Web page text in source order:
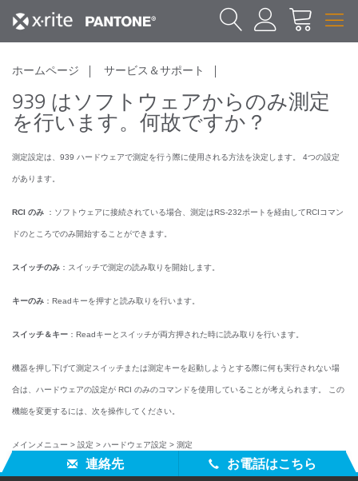
ホームページ サービス＆サポート
939 はソフトウェアからのみ測定
を行います。何故ですか？
測定設定は、939 ハードウェアで測定を行う際に使用される方法を決定します。 4つの設定
があります。
RCI のみ ：ソフトウェアに接続されている場合、測定はRS-232ポートを経由してRCIコマン
ドのところでのみ開始することができます。
スイッチのみ ：スイッチで測定の読み取りを開始します。
キーのみ ：Readキーを押すと読み取りを行います。
スイッチ＆キー ：Readキーとスイッチが両方押された時に読み取りを行います。
機器を押し下げて測定スイッチまたは測定キーを起動しようとする際に何も実行されない場
合は、ハードウェアの設定が RCI のみのコマンドを使用していることが考えられます。 この
機能を変更するには、次を操作してください。
メインメニュー > 設定 > ハードウェア設定 > 測定
連絡先 お電話はこちら